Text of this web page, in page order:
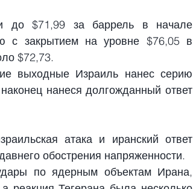
до $71,99 за баррель в начале
с закрытием на уровне $76,05 в
$72,73.
выходные Израиль нанес серию
нанеся долгожданный ответ
атака и иранский ответ
обострения напряженности.
по ядерным объектам Ирана,